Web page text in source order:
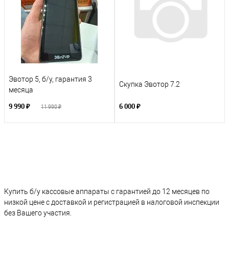
Эвотор 5, б/у, гарантия 3
месяца
9 990 ₽ 11 990 ₽
Скупка Эвотор 7.2
6 000 ₽
Купить б/у кассовые аппараты с гарантией до 12 месяцев по
низкой цене с доставкой и регистрацией в налоговой инспекции
без Вашего участия.